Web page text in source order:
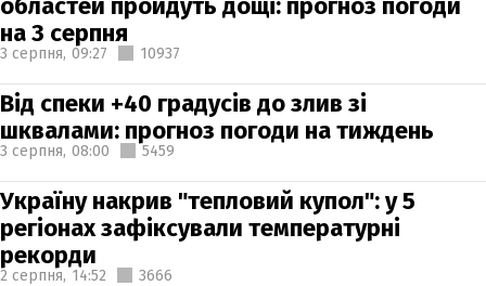
на 3 серпня
3 серпня, 09:27 10937
Від спеки +40 градусів до злив зі
шквалами: прогноз погоди на тиждень
3 серпня, 08:00 5459
Україну накрив "тепловий купол": у 5
регіонах зафіксували температурні
рекорди
2 серпня, 14:52 3666